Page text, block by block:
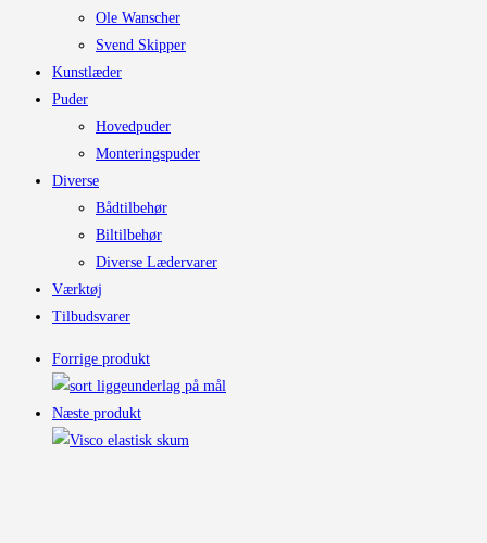
Ole Wanscher
Svend Skipper
Kunstlæder
Puder
Hovedpuder
Monteringspuder
Diverse
Bådtilbehør
Biltilbehør
Diverse Lædervarer
Værktøj
Tilbudsvarer
Forrige produkt
Næste produkt